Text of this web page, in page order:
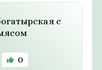
с
0